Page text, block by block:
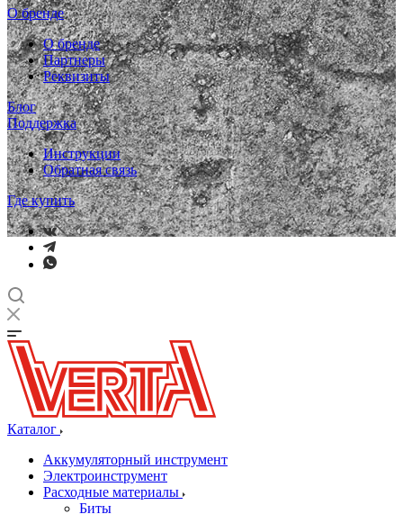
О бренде
О бренде
Партнеры
Реквизиты
Блог
Поддержка
Инструкции
Обратная связь
Где купить
Каталог
Аккумуляторный инструмент
Электроинструмент
Расходные материалы
Биты